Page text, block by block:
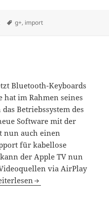
Schlagwörter
g+, import
Bluetooth-Keyboards
hat im Rahmen seines
Betriebssystem des
Software mit der
nun auch einen
für kabellose
der Apple TV nun
via AirPlay